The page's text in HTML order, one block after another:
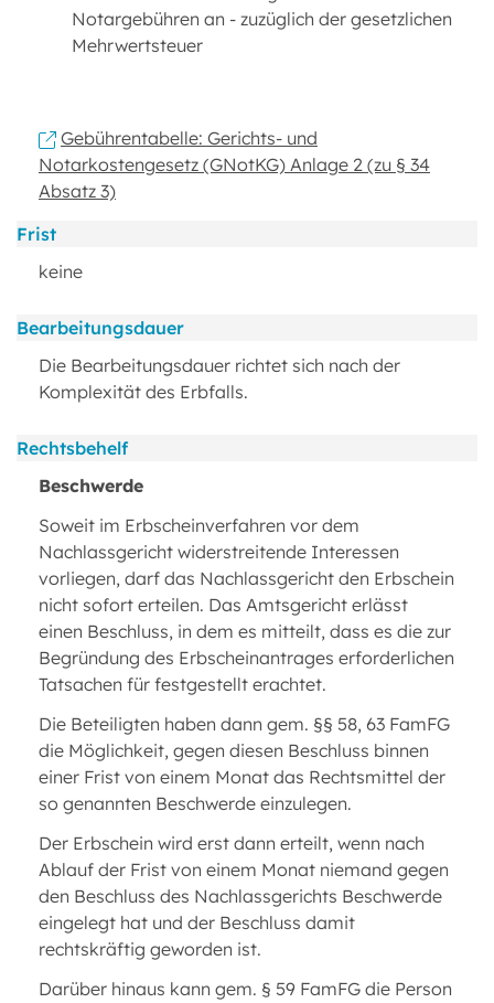
Notargebühren an - zuzüglich der gesetzlichen
Mehrwertsteuer
Gebührentabelle: Gerichts- und
Notarkostengesetz (GNotKG) Anlage 2 (zu § 34
Absatz 3)
Frist
keine
Bearbeitungsdauer
Die Bearbeitungsdauer richtet sich nach der
Komplexität des Erbfalls.
Rechtsbehelf
Beschwerde
Soweit im Erbscheinverfahren vor dem
Nachlassgericht widerstreitende Interessen
vorliegen, darf das Nachlassgericht den Erbschein
nicht sofort erteilen. Das Amtsgericht erlässt
einen Beschluss, in dem es mitteilt, dass es die zur
Begründung des Erbscheinantrages erforderlichen
Tatsachen für festgestellt erachtet.
Die Beteiligten haben dann gem. §§ 58, 63 FamFG
die Möglichkeit, gegen diesen Beschluss binnen
einer Frist von einem Monat das Rechtsmittel der
so genannten Beschwerde einzulegen.
Der Erbschein wird erst dann erteilt, wenn nach
Ablauf der Frist von einem Monat niemand gegen
den Beschluss des Nachlassgerichts Beschwerde
eingelegt hat und der Beschluss damit
rechtskräftig geworden ist.
Darüber hinaus kann gem. § 59 FamFG die Person